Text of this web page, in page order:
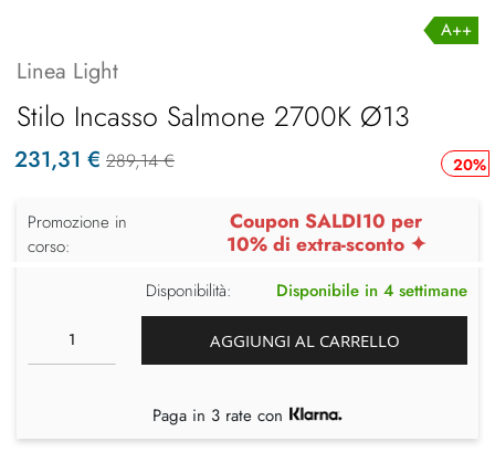
A++
Linea Light
Stilo Incasso Salmone 2700K Ø13
20%
231,31 € 289,14 €
Promozione in
corso:
Coupon SALDI10 per
10% di extra-sconto ✦
Disponibilità: Disponibile in 4 settimane
AGGIUNGI AL CARRELLO
Paga in 3 rate con